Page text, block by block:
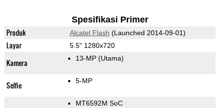
Spesifikasi Primer
Produk Alcatel Flash (Launched 2014-09-01)
Layar 5.5" 1280x720
Kamera 13-MP (Utama)
Selfie 5-MP
MT6592M SoC